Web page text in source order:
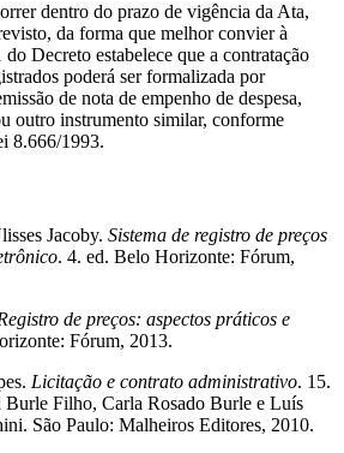
dentro do prazo de vigência da Ata,
da forma que melhor convier à
Decreto estabelece que a contratação
poderá ser formalizada por
de nota de empenho de despesa,
outro instrumento similar, conforme
8.666/1993.
Jacoby. Sistema de registro de preços
. 4. ed. Belo Horizonte: Fórum,
de preços: aspectos práticos e
Fórum, 2013.
Licitação e contrato administrativo. 15.
Burle Filho, Carla Rosado Burle e Luís
São Paulo: Malheiros Editores, 2010.